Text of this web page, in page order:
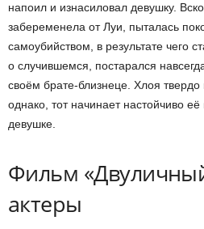
напоил и изнасиловал девушку.
забеременела от Луи, пыталась
самоубийством, в результате чего
о случившемся, постарался
своём брате-близнеце. Хлоя твердо
однако, тот начинает настойчиво
девушке.
Фильм
актеры